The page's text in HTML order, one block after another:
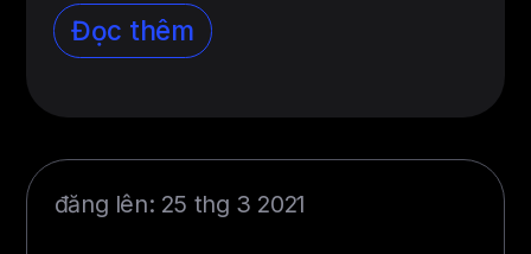
Đọc thêm
đăng lên: 25 thg 3 2021